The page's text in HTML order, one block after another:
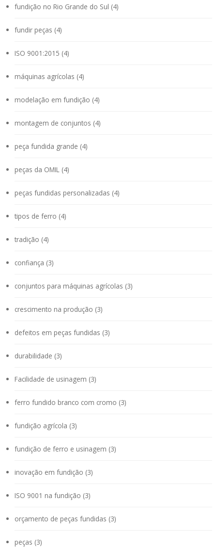
fundição no Rio Grande do Sul (4)
fundir peças (4)
ISO 9001:2015 (4)
máquinas agrícolas (4)
modelação em fundição (4)
montagem de conjuntos (4)
peça fundida grande (4)
peças da OMIL (4)
peças fundidas personalizadas (4)
tipos de ferro (4)
tradição (4)
confiança (3)
conjuntos para máquinas agrícolas (3)
crescimento na produção (3)
defeitos em peças fundidas (3)
durabilidade (3)
Facilidade de usinagem (3)
ferro fundido branco com cromo (3)
fundição agrícola (3)
fundição de ferro e usinagem (3)
inovação em fundição (3)
ISO 9001 na fundição (3)
orçamento de peças fundidas (3)
peças (3)